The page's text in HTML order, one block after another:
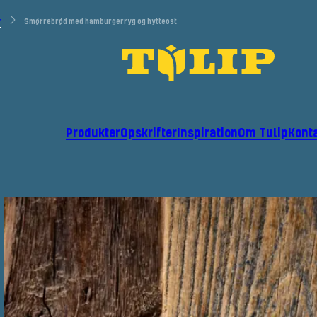
Smørrebrød med hamburgerryg og hytteost
ProdukterOpskrifterInspirationOm Tulip